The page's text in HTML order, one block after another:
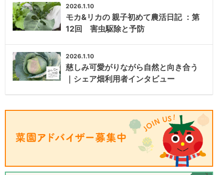
2026.1.10
モカ&リカの 親子初めて農活日記 ：第
12回 害虫駆除と予防
2026.1.10
慈しみ可愛がりながら自然と向き合う
｜シェア畑利用者インタビュー